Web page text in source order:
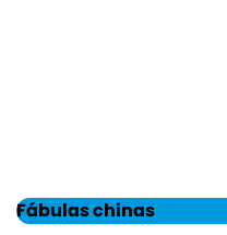
Fábulas chinas